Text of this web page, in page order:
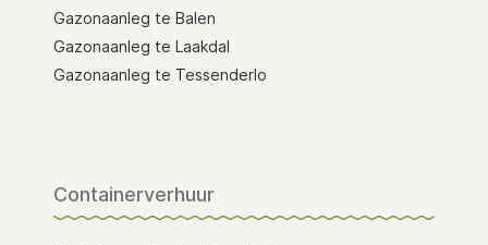
Gazonaanleg te Balen
Gazonaanleg te Laakdal
Gazonaanleg te Tessenderlo
Containerverhuur